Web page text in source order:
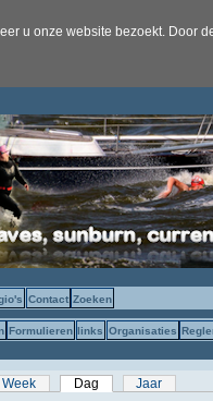
u onze website bezoekt. Door
Contact Zoeken
Formulieren links Organisaties
Week Dag (actieve tabblad)
Jaar